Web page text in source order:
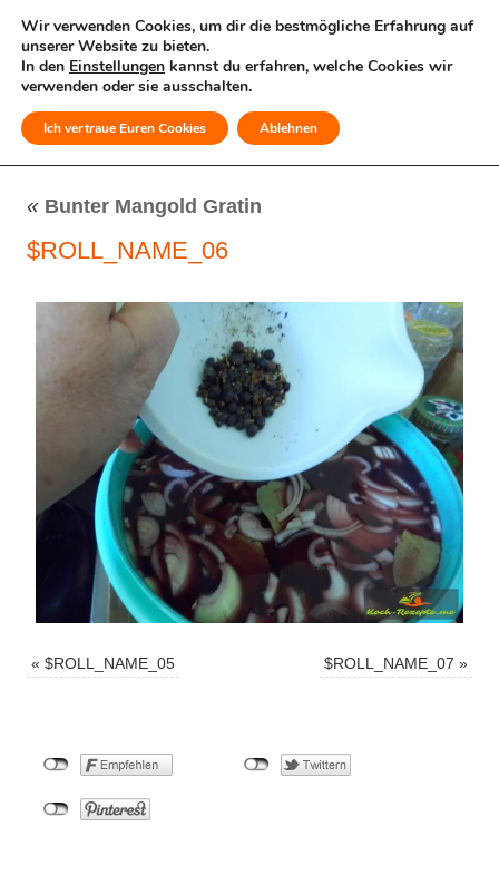
MENÜ
« Bunter Mangold Gratin
$ROLL_NAME_06
« $ROLL_NAME_05 $ROLL_NAME_07 »
Wir verwenden Cookies, um dir die bestmögliche Erfahrung auf
unserer Website zu bieten.
In den Einstellungen kannst du erfahren, welche Cookies wir
verwenden oder sie ausschalten.
Ich vertraue Euren Cookies Ablehnen